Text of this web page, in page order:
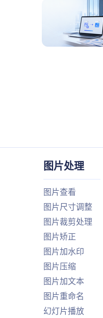
图片处理
图片查看
图片尺寸调整
图片裁剪处理
图片矫正
图片加水印
图片压缩
图片加文本
图片重命名
幻灯片播放